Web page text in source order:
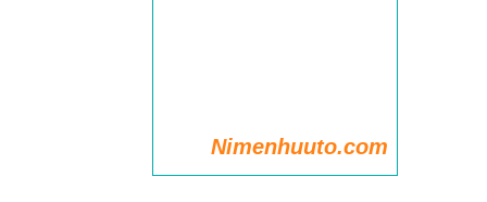
Nimenhuuto.com